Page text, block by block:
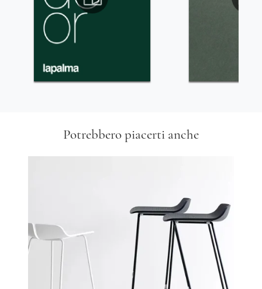
Potrebbero piacerti anche